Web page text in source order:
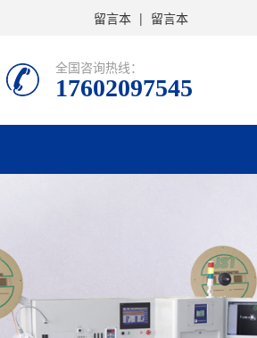
留言本 | 留言本
全国咨询热线：
17602097545